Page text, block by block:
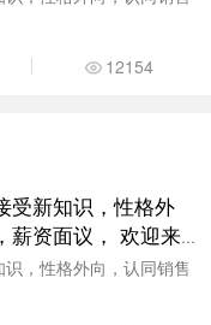
12154
受新知识，性格外
薪资面议， 欢迎来
，性格外向，认同销售